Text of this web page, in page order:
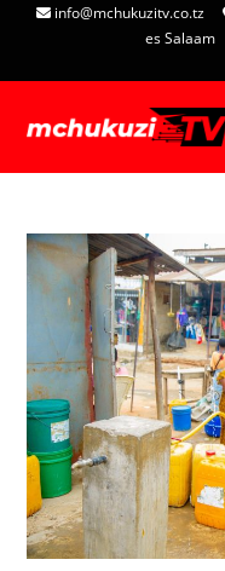
info@mchukuzitv.co.tz
es Salaam